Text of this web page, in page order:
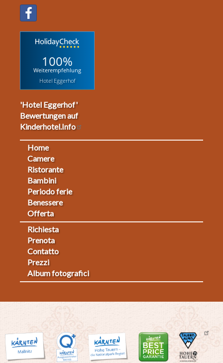
100%
Weiterempfehlung
Hotel Eggerhof
'Hotel Eggerhof'
Bewertungen auf
Kinderhotel.Info
Footermenu
Home
Camere
Ristorante
Bambini
Periodo ferie
Benessere
Offerta
Fußmenü
2
Richiesta
Prenota
Contatto
Prezzi
Album fotografici